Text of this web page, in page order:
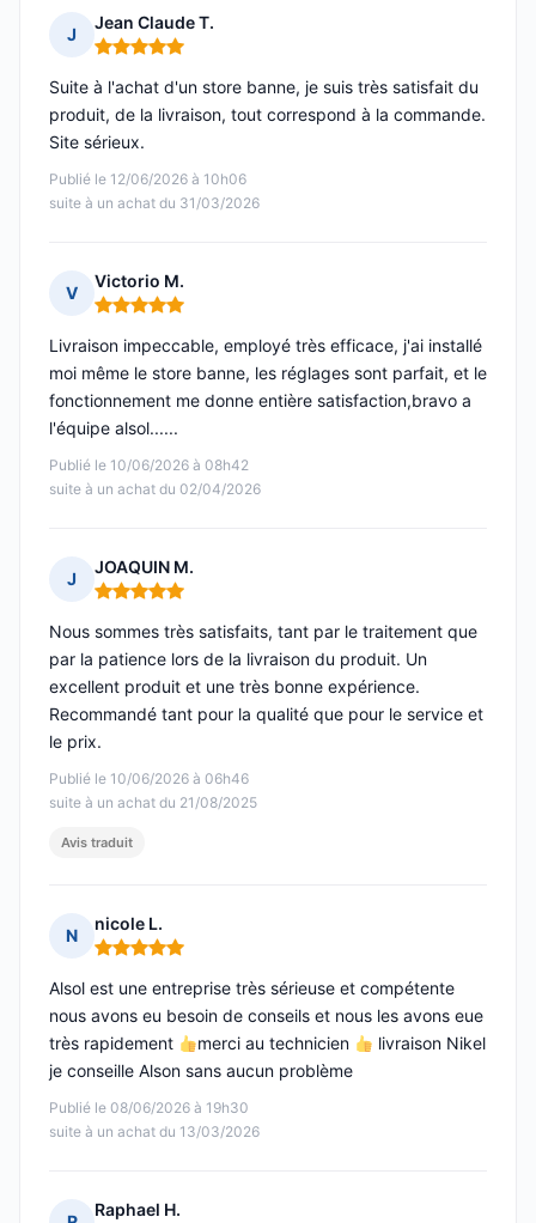
J
Jean Claude T.
Note : 5 sur 5
Publié le 12/06/2026 à 10h06
suite à un achat du 31/03/2026
Suite à l'achat d'un store banne, je suis très satisfait du
produit, de la livraison, tout correspond à la commande.
Site sérieux.
V
Victorio M.
Note : 5 sur 5
Publié le 10/06/2026 à 08h42
suite à un achat du 02/04/2026
Livraison impeccable, employé très efficace, j'ai installé
moi même le store banne, les réglages sont parfait, et le
fonctionnement me donne entière satisfaction,bravo a
l'équipe alsol......
J
JOAQUIN M.
Note : 5 sur 5
Publié le 10/06/2026 à 06h46
suite à un achat du 21/08/2025
Nous sommes très satisfaits, tant par le traitement que
par la patience lors de la livraison du produit. Un
excellent produit et une très bonne expérience.
Recommandé tant pour la qualité que pour le service et
le prix.
Avis traduit
N
nicole L.
Note : 5 sur 5
Publié le 08/06/2026 à 19h30
suite à un achat du 13/03/2026
Alsol est une entreprise très sérieuse et compétente
nous avons eu besoin de conseils et nous les avons eue
très rapidement
merci au technicien
livraison Nikel
je conseille Alson sans aucun problème
Raphael H.